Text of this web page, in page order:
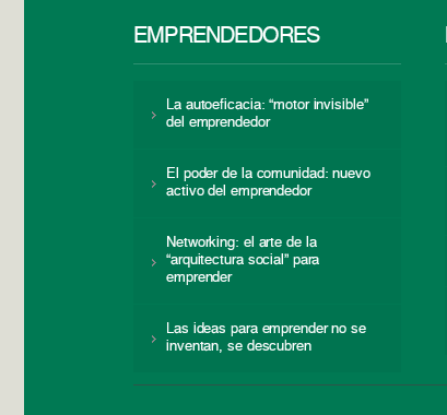
EMPRENDEDORES
La autoeficacia: “motor invisible”
del emprendedor
El poder de la comunidad: nuevo
activo del emprendedor
Networking: el arte de la
“arquitectura social” para
emprender
Las ideas para emprender no se
inventan, se descubren